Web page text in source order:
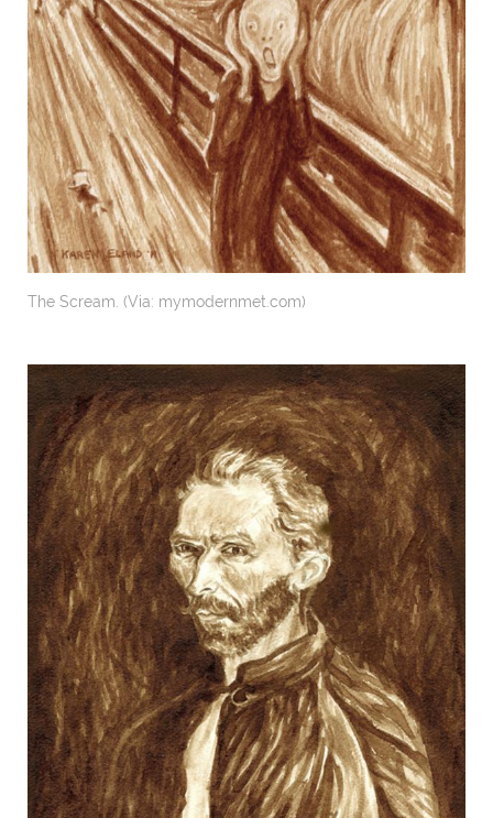
The Scream. (Via: mymodernmet.com)